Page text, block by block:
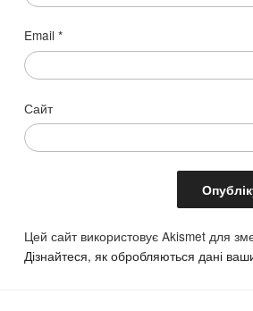
Email*
Сайт
Цей сайт використовує Akismet для
Дізнайтеся, як обробляються дані